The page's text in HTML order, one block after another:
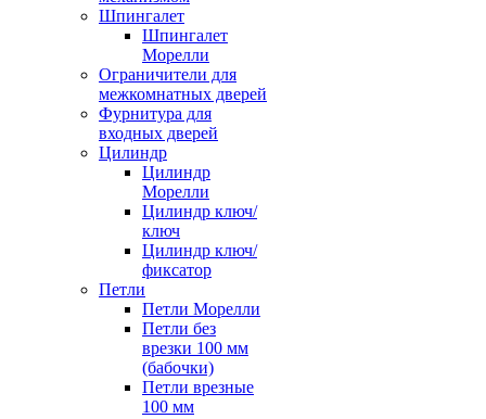
Шпингалет
Шпингалет
Морелли
Ограничители для
межкомнатных дверей
Фурнитура для
входных дверей
Цилиндр
Цилиндр
Морелли
Цилиндр ключ/
ключ
Цилиндр ключ/
фиксатор
Петли
Петли Морелли
Петли без
врезки 100 мм
(бабочки)
Петли врезные
100 мм